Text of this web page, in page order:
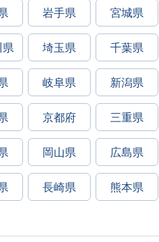
岩手県 宮城県
埼玉県 千葉県
岐阜県 新潟県
京都府 三重県
岡山県 広島県
長崎県 熊本県